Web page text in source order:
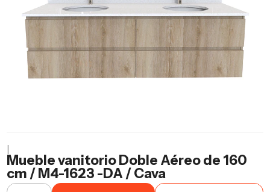
Mueble vanitorio Doble Aéreo de 160
cm / M4-1623 -DA / Cava